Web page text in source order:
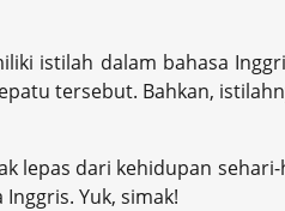
istilah dalam bahasa
tersebut. Bahkan,
lepas dari kehidupan
Yuk, simak!